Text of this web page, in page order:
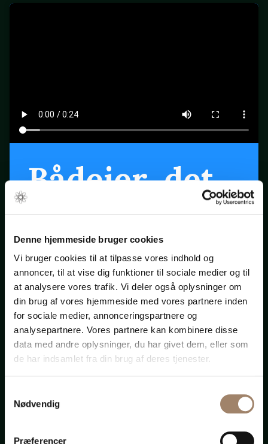
Denne hjemmeside bruger cookies
Vi bruger cookies til at tilpasse vores indhold og
annoncer, til at vise dig funktioner til sociale medier og til
at analysere vores trafik. Vi deler også oplysninger om
din brug af vores hjemmeside med vores partnere inden
for sociale medier, annonceringspartnere og
analysepartnere. Vores partnere kan kombinere disse
data med andre oplysninger, du har givet dem, eller som
de har indsamlet fra din brug af deres tjenester.
Nødvendig
Præferencer
Bådejer, det
er snart
forår ...
Klik på startpilen ovenfor
Bådadvokaten.dk
Advokat-